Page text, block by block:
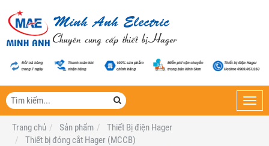
Trang chủ
Sản phẩm
Thiết Bị điện Hager
Thiết bị đóng cắt Hager (MCCB)